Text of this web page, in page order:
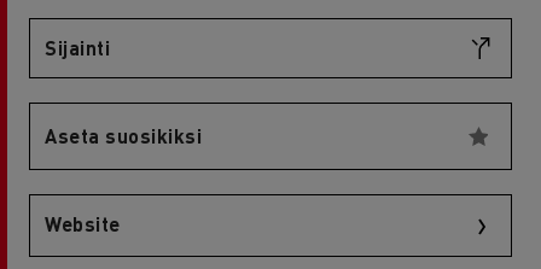
Sijainti
Aseta suosikiksi
Website